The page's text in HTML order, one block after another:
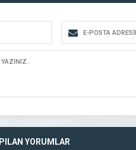
YORUMLAR